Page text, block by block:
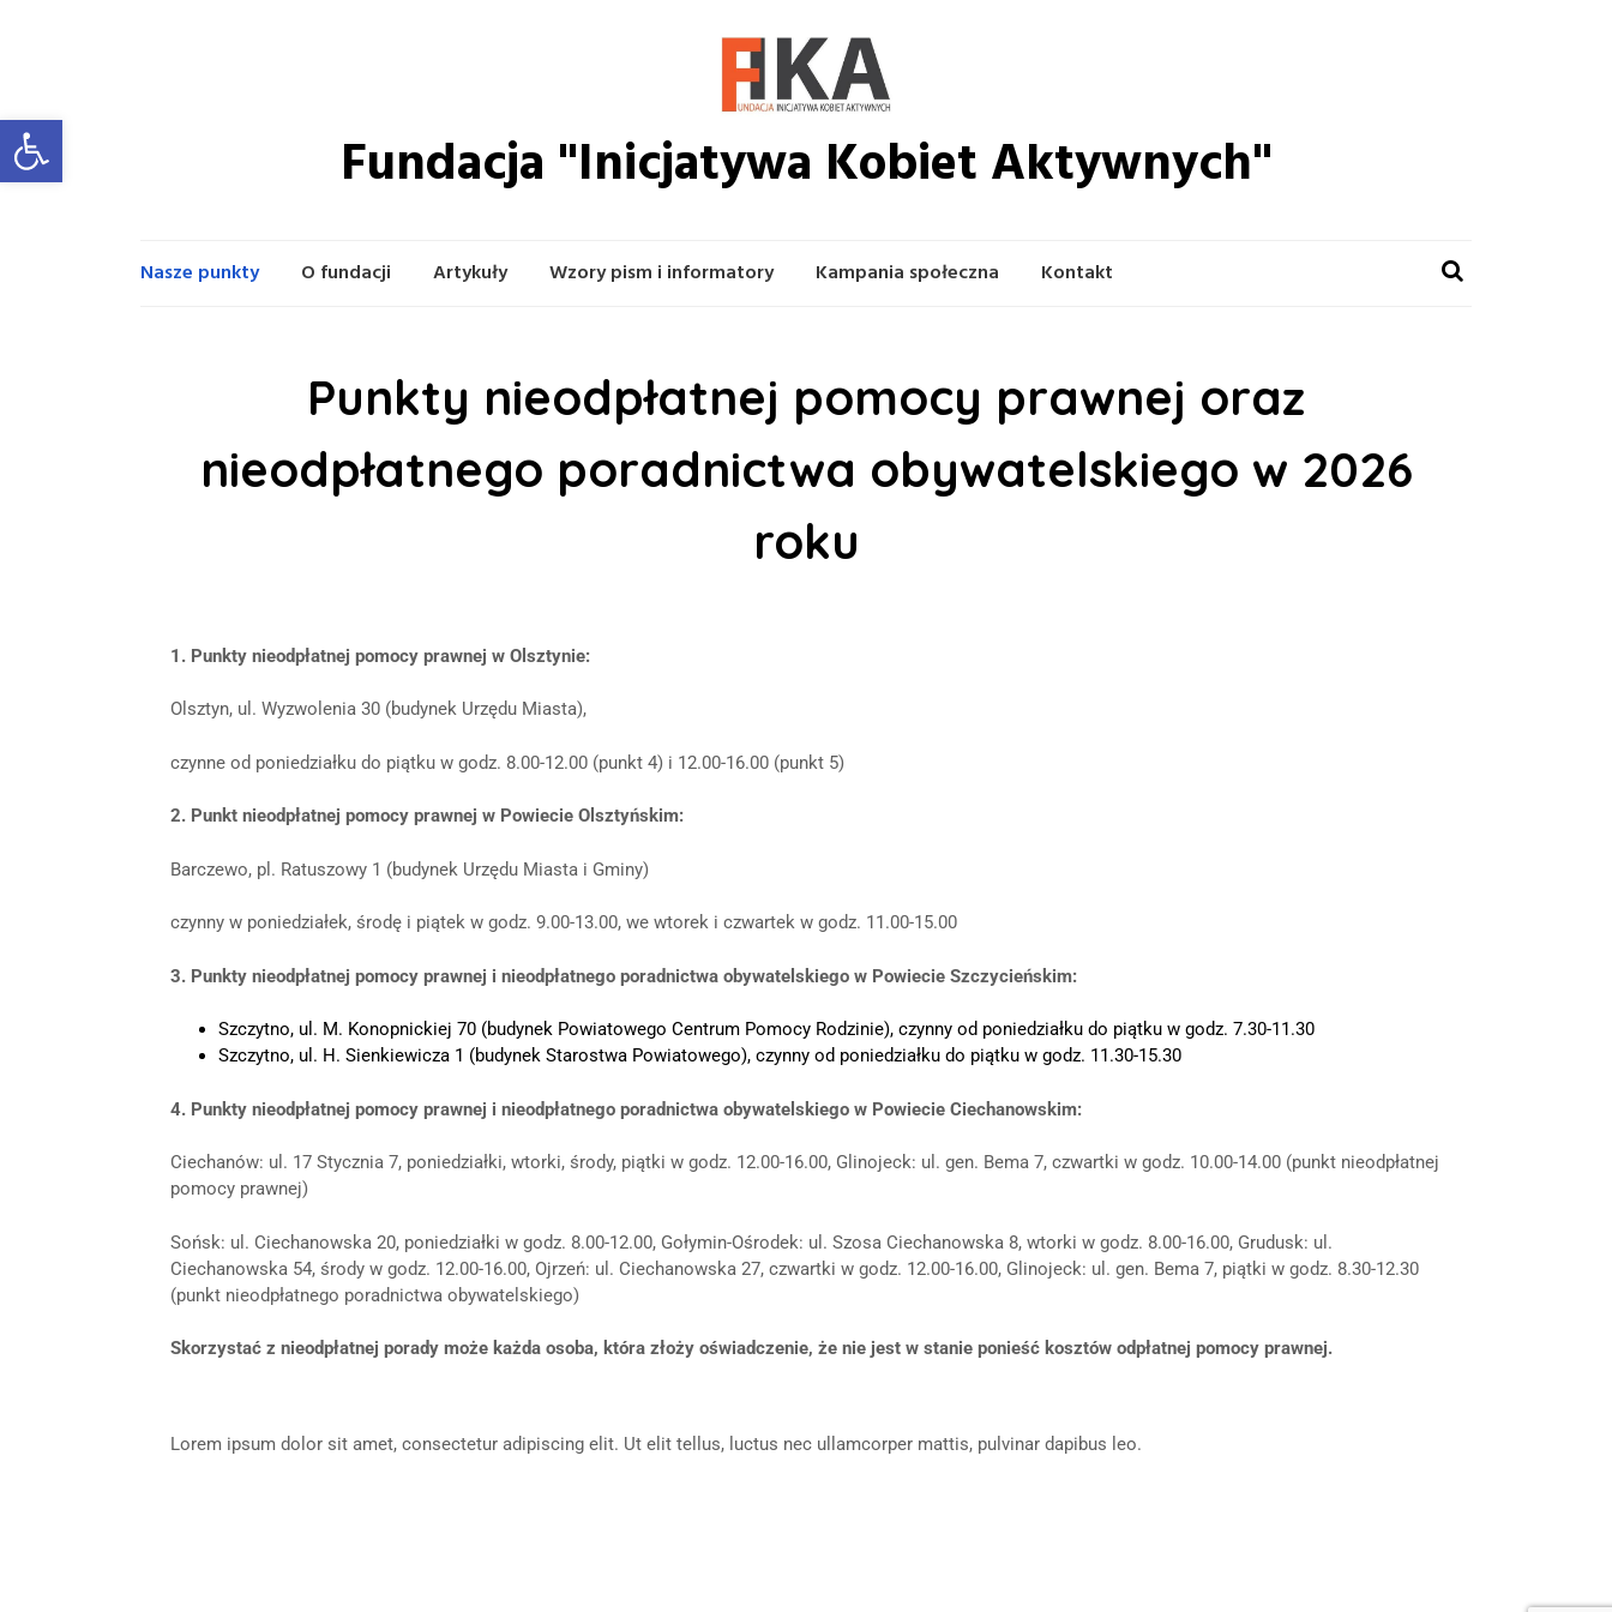
Otwórz pasek narzędzi Fundacja "Inicjatywa Kobiet Aktywnych"
Nasze punkty O fundacji Artykuły Wzory pism i informatory Kampania społeczna Kontakt
Punkty nieodpłatnej pomocy prawnej oraz
nieodpłatnego poradnictwa obywatelskiego w 2026
roku
1. Punkty nieodpłatnej pomocy prawnej w Olsztynie:
Olsztyn, ul. Wyzwolenia 30 (budynek Urzędu Miasta),
czynne od poniedziałku do piątku w godz. 8.00-12.00 (punkt 4) i 12.00-16.00 (punkt 5)
2. Punkt nieodpłatnej pomocy prawnej w Powiecie Olsztyńskim:
Barczewo, pl. Ratuszowy 1 (budynek Urzędu Miasta i Gminy)
czynny w poniedziałek, środę i piątek w godz. 9.00-13.00, we wtorek i czwartek w godz. 11.00-15.00
3. Punkty nieodpłatnej pomocy prawnej i nieodpłatnego poradnictwa obywatelskiego w Powiecie Szczycieńskim:
Szczytno, ul. M. Konopnickiej 70 (budynek Powiatowego Centrum Pomocy Rodzinie), czynny od poniedziałku do piątku w godz. 7.30-11.30
Szczytno, ul. H. Sienkiewicza 1 (budynek Starostwa Powiatowego), czynny od poniedziałku do piątku w godz. 11.30-15.30
4. Punkty nieodpłatnej pomocy prawnej i nieodpłatnego poradnictwa obywatelskiego w Powiecie Ciechanowskim:
Ciechanów: ul. 17 Stycznia 7, poniedziałki, wtorki, środy, piątki w godz. 12.00-16.00, Glinojeck: ul. gen. Bema 7, czwartki w godz. 10.00-14.00 (punkt nieodpłatnej
pomocy prawnej)
Sońsk: ul. Ciechanowska 20, poniedziałki w godz. 8.00-12.00, Gołymin-Ośrodek: ul. Szosa Ciechanowska 8, wtorki w godz. 8.00-16.00, Grudusk: ul.
Ciechanowska 54, środy w godz. 12.00-16.00, Ojrzeń: ul. Ciechanowska 27, czwartki w godz. 12.00-16.00, Glinojeck: ul. gen. Bema 7, piątki w godz. 8.30-12.30
(punkt nieodpłatnego poradnictwa obywatelskiego)
Skorzystać z nieodpłatnej porady może każda osoba, która złoży oświadczenie, że nie jest w stanie ponieść kosztów odpłatnej pomocy prawnej.
Lorem ipsum dolor sit amet, consectetur adipiscing elit. Ut elit tellus, luctus nec ullamcorper mattis, pulvinar dapibus leo.